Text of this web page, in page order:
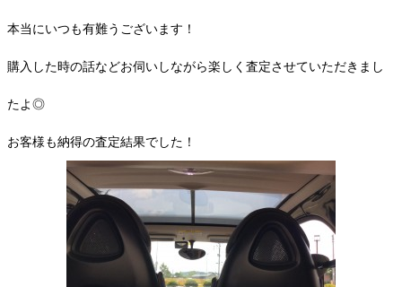
本当にいつも有難うございます！
購入した時の話などお伺いしながら楽しく査定させていただきまし
たよ◎
お客様も納得の査定結果でした！